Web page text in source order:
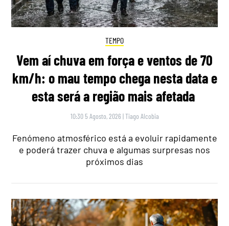
TEMPO
Vem aí chuva em força e ventos de 70
km/h: o mau tempo chega nesta data e
esta será a região mais afetada
10:30 5 Agosto, 2026 |Tiago Alcobia
Fenómeno atmosférico está a evoluir rapidamente
e poderá trazer chuva e algumas surpresas nos
próximos dias